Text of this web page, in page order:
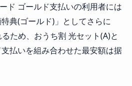
ド ゴールド支払いの利用者には
特典(ゴールド)」としてさらに
ため、おうち割 光セット(A)と
払いを組み合わせた最安額は据